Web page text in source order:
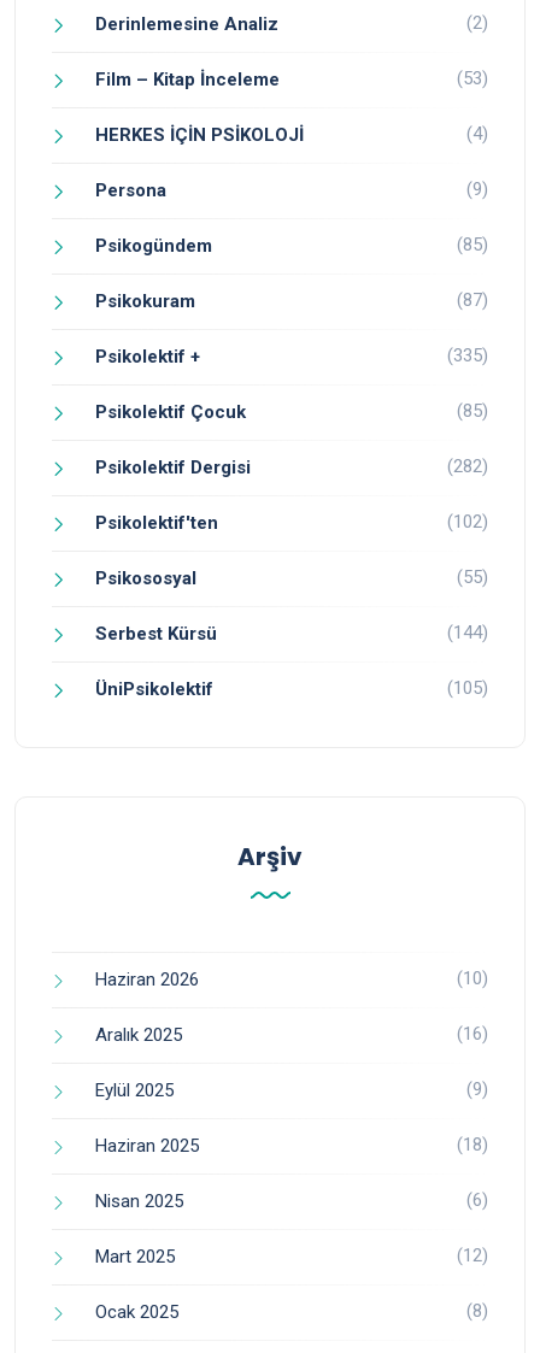
Derinlemesine Analiz (2)
Film – Kitap İnceleme (53)
HERKES İÇİN PSİKOLOJİ (4)
Persona (9)
Psikogündem (85)
Psikokuram (87)
Psikolektif + (335)
Psikolektif Çocuk (85)
Psikolektif Dergisi (282)
Psikolektif'ten (102)
Psikososyal (55)
Serbest Kürsü (144)
ÜniPsikolektif (105)
Arşiv
Haziran 2026 (10)
Aralık 2025 (16)
Eylül 2025 (9)
Haziran 2025 (18)
Nisan 2025 (6)
Mart 2025 (12)
Ocak 2025 (8)